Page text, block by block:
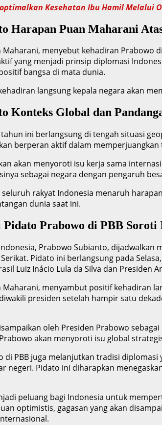
Kesehatan Ibu Hamil Melalui
Harapan Puan Maharani
Maharani, menyebut kehadiran
yang menjadi prinsip diplomasi
bangsa di mata dunia.
langsung kepala negara akan
Konteks Global dan
tahun ini berlangsung di tengah situasi
berperan aktif dalam
akan menyoroti isu kerja sama
sebagai negara dengan pengaruh
seluruh rakyat Indonesia menaruh
dunia saat ini.
Pidato Prabowo di PBB Soroti
Prabowo Subianto, dijadwalkan
Pidato ini berlangsung pada
Luiz Inácio Lula da Silva dan Presiden
Maharani, menyambut positif
presiden setelah hampir satu
oleh Presiden Prabowo
akan menyoroti isu global
di PBB juga melanjutkan tradisi
negeri. Pidato ini diharapkan
peluang bagi Indonesia untuk
optimistis, gagasan yang akan